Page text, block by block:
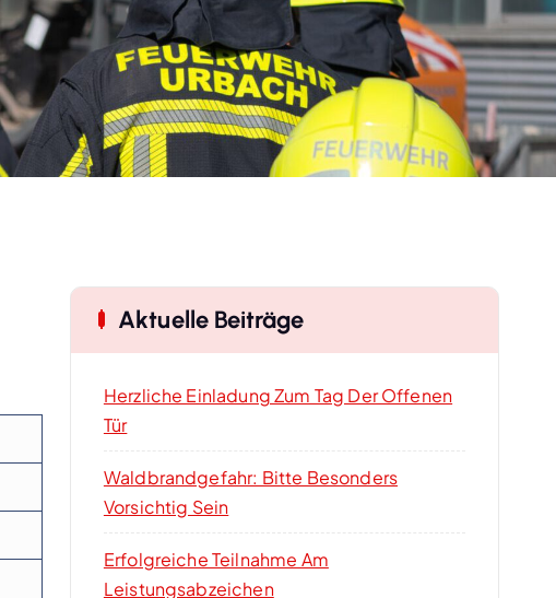
Aktuelle Beiträge
Herzliche Einladung Zum Tag Der Offenen
Tür
Waldbrandgefahr: Bitte Besonders
Vorsichtig Sein
Erfolgreiche Teilnahme Am
Leistungsabzeichen